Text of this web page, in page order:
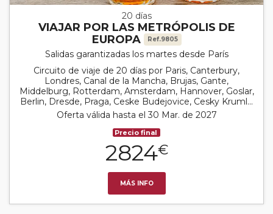
20 días
VIAJAR POR LAS METRÓPOLIS DE
EUROPA
Ref.9805
Salidas garantizadas los martes desde París
Circuito de viaje de 20 días por Paris, Canterbury,
Londres, Canal de la Mancha, Brujas, Gante,
Middelburg, Rotterdam, Amsterdam, Hannover, Goslar,
Berlin, Dresde, Praga, Ceske Budejovice, Cesky Kruml...
Oferta válida hasta el 30 Mar. de 2027
Precio final
2824€
MÁS INFO